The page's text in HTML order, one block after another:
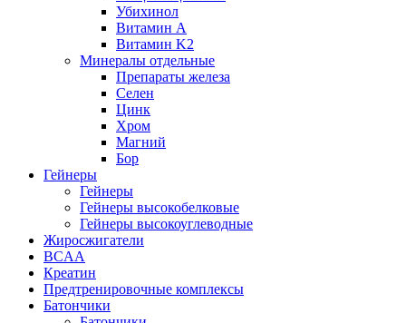
Убихинол
Витамин А
Витамин K2
Минералы отдельные
Препараты железа
Селен
Цинк
Хром
Магний
Бор
Гейнеры
Гейнеры
Гейнеры высокобелковые
Гейнеры высокоуглеводные
Жиросжигатели
BCAA
Креатин
Предтренировочные комплексы
Батончики